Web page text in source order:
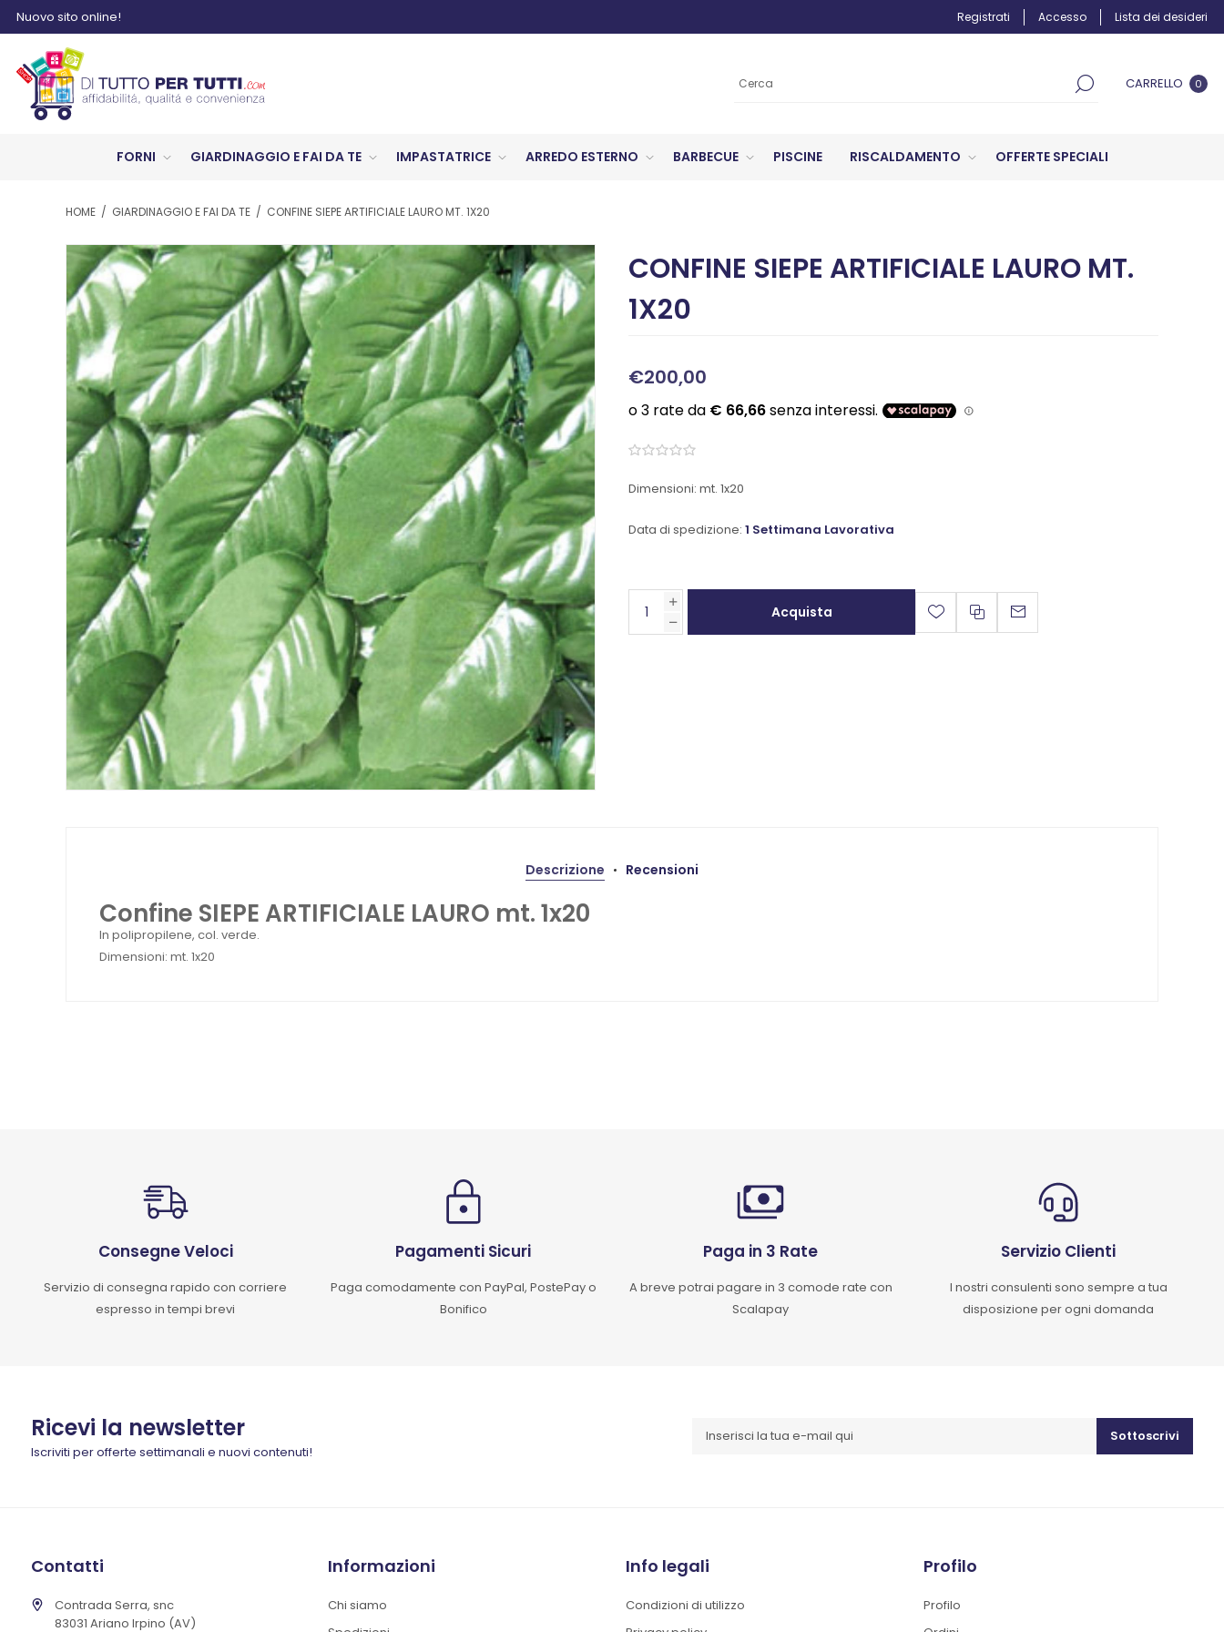
Nuovo sito online! Registrati Accesso Lista dei desideri
CARRELLO 0
FORNI GIARDINAGGIO E FAI DA TE IMPASTATRICE ARREDO ESTERNO BARBECUE PISCINE RISCALDAMENTO OFFERTE SPECIALI
HOME / GIARDINAGGIO E FAI DA TE / CONFINE SIEPE ARTIFICIALE LAURO MT. 1X20
CONFINE SIEPE ARTIFICIALE LAURO MT.
1X20
€200,00
Dimensioni: mt. 1x20
Data di spedizione: 1 Settimana Lavorativa
Acquista
Descrizione Recensioni
Confine SIEPE ARTIFICIALE LAURO mt. 1x20
In polipropilene, col. verde.
Dimensioni: mt. 1x20
Consegne Veloci
Servizio di consegna rapido con corriere
espresso in tempi brevi
Pagamenti Sicuri
Paga comodamente con PayPal, PostePay o
Bonifico
Paga in 3 Rate
A breve potrai pagare in 3 comode rate con
Scalapay
Servizio Clienti
I nostri consulenti sono sempre a tua
disposizione per ogni domanda
Ricevi la newsletter
Iscriviti per offerte settimanali e nuovi contenuti!
Sottoscrivi
Contatti
Contrada Serra, snc
83031 Ariano Irpino (AV)
Informazioni
Chi siamo
Info legali
Condizioni di utilizzo
Profilo
Profilo